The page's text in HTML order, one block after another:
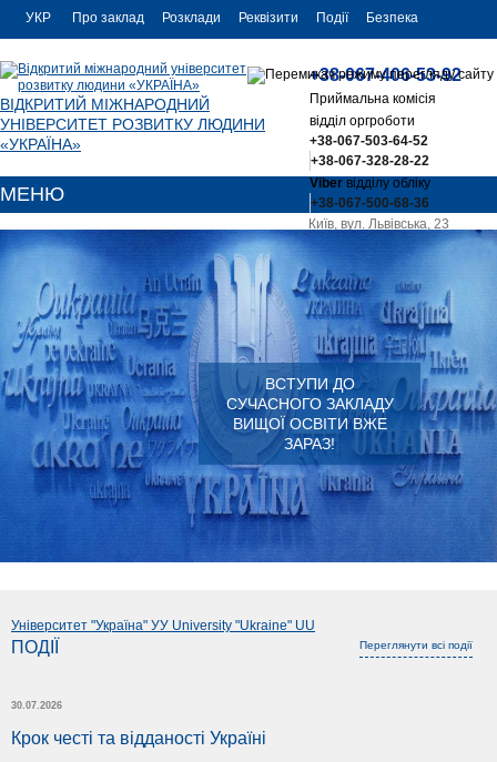
УКР
ENG
Про заклад Розклади Реквізити Події Безпека
ВІДКРИТИЙ МІЖНАРОДНИЙ
УНІВЕРСИТЕТ РОЗВИТКУ ЛЮДИНИ
«УКРАЇНА»
+38-067-406-53-92
Приймальна комісія
відділ оргроботи
+38-067-503-64-52
+38-067-328-28-22
Viberвідділу обліку
+38-067-500-68-36
Київ, вул. Львівська, 23
МЕНЮ
ВСТУПИ ДО
СУЧАСНОГО ЗАКЛАДУ
ВИЩОЇ ОСВІТИ ВЖЕ
ЗАРАЗ!
Університет "Україна" УУ University "Ukraine" UU
ПОДІЇ Переглянути всі події
30.07.2026
Крок честі та відданості Україні